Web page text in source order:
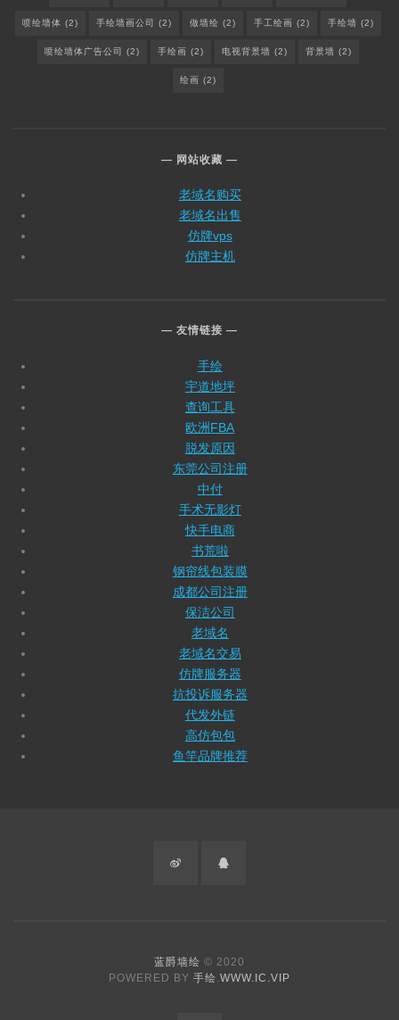
喷绘墙体 (2) 手绘墙画公司 (2) 做墙绘 (2) 手工绘画 (2) 手绘墙 (2)
喷绘墙体广告公司 (2) 手绘画 (2) 电视背景墙 (2) 背景墙 (2)
绘画 (2)
网站收藏
老域名购买
老域名出售
仿牌vps
仿牌主机
友情链接
手绘
宇道地坪
查询工具
欧洲FBA
脱发原因
东莞公司注册
中付
手术无影灯
快手电商
书荒啦
钢帘线包装膜
成都公司注册
保洁公司
老域名
老域名交易
仿牌服务器
抗投诉服务器
代发外链
高仿包包
鱼竿品牌推荐
微 QQ
蓝爵墙绘 © 2020
POWERED BY 手绘 .WWW.IC.VIP